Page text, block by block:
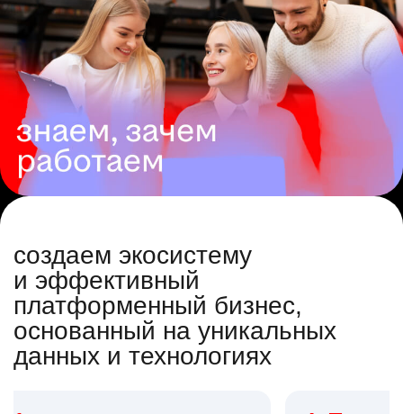
создаем экосистему
и эффективный
платформенный бизнес,
основанный на уникальных
данных и технологиях